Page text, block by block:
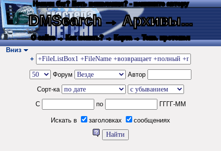
Нашли баг? Есть пожелания? - напишите автору
DMSearch→ Архивы...
О сайте → Как искать? → Карта → Текс. протокол
Вниз
+
Форум
Автор
Сорт-ка
С
по ГГГГ-ММ
Искать в заголовках сообщениях